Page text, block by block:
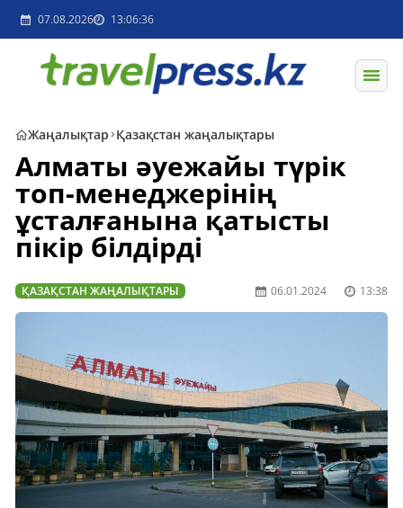
07.08.2026 13:06:36
Жаңалықтар Қазақстан жаңалықтары
Алматы әуежайы түрік
топ-менеджерінің
ұсталғанына қатысты
пікір білдірді
ҚАЗАҚСТАН ЖАҢАЛЫҚТАРЫ 06.01.2024 13:38